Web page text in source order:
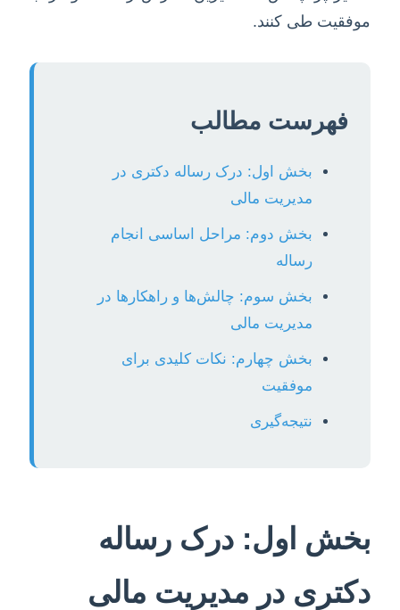
موفقیت طی کنند.
فهرست مطالب
بخش اول: درک رساله دکتری در
مدیریت مالی
بخش دوم: مراحل اساسی انجام
رساله
بخش سوم: چالش‌ها و راهکارها در
مدیریت مالی
بخش چهارم: نکات کلیدی برای
موفقیت
نتیجه‌گیری
بخش اول: درک رساله
دکتری در مدیریت مالی